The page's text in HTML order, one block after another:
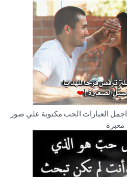
احلى الصور الرومانسيه 2018 اجمل العبارات الحب مكتوبة علي صور
معبرة